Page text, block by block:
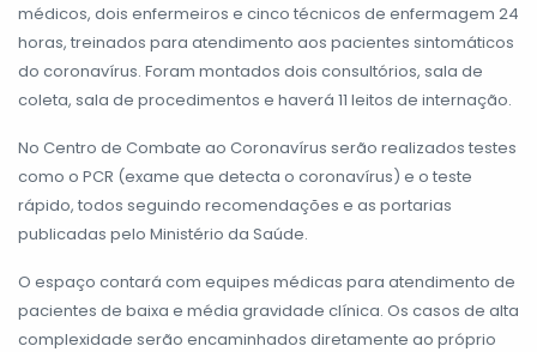
médicos, dois enfermeiros e cinco técnicos de enfermagem 24
horas, treinados para atendimento aos pacientes sintomáticos
do coronavírus. Foram montados dois consultórios, sala de
coleta, sala de procedimentos e haverá 11 leitos de internação.
No Centro de Combate ao Coronavírus serão realizados testes
como o PCR (exame que detecta o coronavírus) e o teste
rápido, todos seguindo recomendações e as portarias
publicadas pelo Ministério da Saúde.
O espaço contará com equipes médicas para atendimento de
pacientes de baixa e média gravidade clínica. Os casos de alta
complexidade serão encaminhados diretamente ao próprio